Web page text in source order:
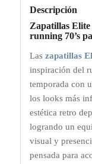
Descripción
Zapatillas
running 70’s
Las zapatillas
inspiración del
temporada con
los looks más
estética retro
logrando un
visual y
pensada para